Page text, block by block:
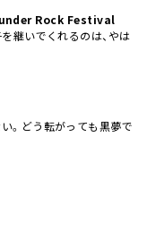
Rock Festival
を継いでくれるのは、やは
。どう転がっても黒夢で